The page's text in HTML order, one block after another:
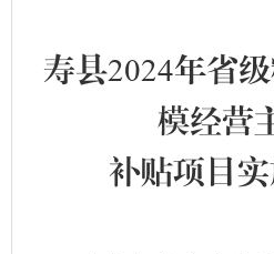
寿县2024年省
模经营
补贴项目